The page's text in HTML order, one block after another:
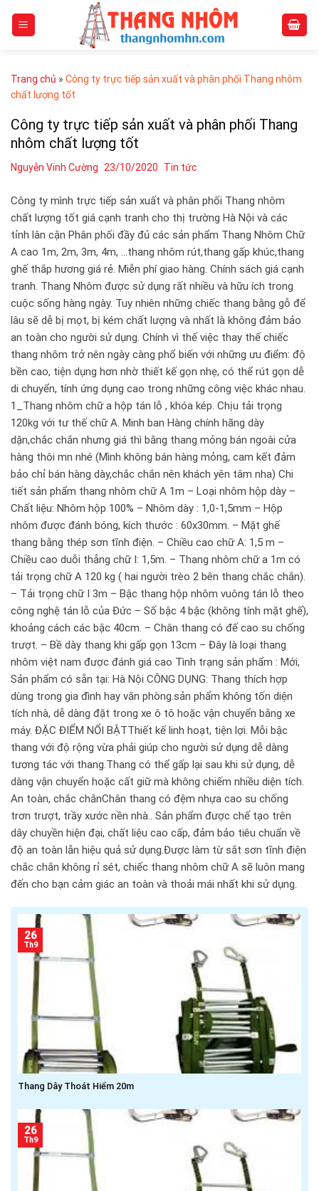
Trang chủ » Công ty trực tiếp sản xuất và phân phối Thang nhôm
chất lượng tốt
Công ty trực tiếp sản xuất và phân phối Thang
nhôm chất lượng tốt
Nguyễn Vinh Cường 23/10/2020 Tin tức
Công ty mình trực tiếp sản xuất và phân phối Thang nhôm
chất lượng tốt giá cạnh tranh cho thị trường Hà Nội và các
tỉnh lân cận Phân phối đầy đủ các sản phẩm Thang Nhôm Chữ
A cao 1m, 2m, 3m, 4m, …thang nhôm rút,thang gấp khúc,thang
ghế thắp hương giá rẻ. Miễn phí giao hàng. Chính sách giá cạnh
tranh. Thang Nhôm được sử dụng rất nhiều và hữu ích trong
cuộc sống hàng ngày. Tuy nhiên những chiếc thang bằng gỗ để
lâu sẽ dễ bị mọt, bị kém chất lượng và nhất là không đảm bảo
an toàn cho người sử dụng. Chính vì thế việc thay thế chiếc
thang nhôm trở nên ngày càng phổ biến với những ưu điểm: độ
bền cao, tiện dụng hơn nhờ thiết kế gọn nhẹ, có thể rút gọn dễ
di chuyển, tính ứng dụng cao trong những công việc khác nhau.
1_Thang nhôm chữ a hộp tán lỗ , khóa kép. Chịu tải trọng
120kg với tư thế chữ A. Minh ban Hàng chính hãng dày
dặn,chắc chắn nhưng giá thì bằng thang mỏng bán ngoài cửa
hàng thôi mn nhé (Mình không bán hàng mỏng, cam kết đảm
bảo chỉ bán hàng dày,chắc chắn nên khách yên tâm nha) Chi
tiết sản phẩm thang nhôm chữ A 1m – Loại nhôm hộp dày –
Chất liệu: Nhôm hộp 100% – Nhôm dày : 1,0-1,5mm – Hộp
nhôm được đánh bóng, kích thước : 60x30mm. – Mặt ghế
thang bằng thép sơn tĩnh điện. – Chiều cao chữ A: 1,5 m –
Chiều cao duỗi thẳng chữ I: 1,5m. – Thang nhôm chữ a 1m có
tải trọng chữ A 120 kg ( hai người trèo 2 bên thang chắc chắn).
– Tải trọng chữ I 3m – Bậc thang hộp nhôm vuông tán lỗ theo
công nghệ tán lỗ của Đức – Số bậc 4 bậc (không tính mặt ghế),
khoảng cách các bậc 40cm. – Chân thang có đế cao su chống
trượt. – Bề dày thang khi gấp gọn 13cm – Đây là loại thang
nhôm việt nam được đánh giá cao Tình trạng sản phẩm : Mới,
Sản phẩm có sẵn tại: Hà Nội CÔNG DỤNG: Thang thích hợp
dùng trong gia đình hay văn phòng.sản phẩm không tốn diện
tích nhà, dễ dàng đặt trong xe ô tô hoặc vận chuyển bằng xe
máy. ĐẶC ĐIỂM NỔI BẬTThiết kế linh hoạt, tiện lợi. Mỗi bậc
thang với độ rộng vừa phải giúp cho người sử dụng dễ dàng
tương tác với thang.Thang có thể gấp lại sau khi sử dụng, dễ
dàng vận chuyển hoặc cất giữ mà không chiếm nhiều diện tích.
An toàn, chắc chắnChân thang có đệm nhựa cao su chống
trơn trượt, trầy xước nền nhà.. Sản phẩm được chế tạo trên
dây chuyền hiện đại, chất liệu cao cấp, đảm bảo tiêu chuẩn về
độ an toàn lẫn hiệu quả sử dụng.Được làm từ sắt sơn tĩnh điện
chắc chắn không rỉ sét, chiếc thang nhôm chữ A sẽ luôn mang
đến cho bạn cảm giác an toàn và thoải mái nhất khi sử dụng.
Thang Dây Thoát Hiểm 20m
26
Th9
26
Th9